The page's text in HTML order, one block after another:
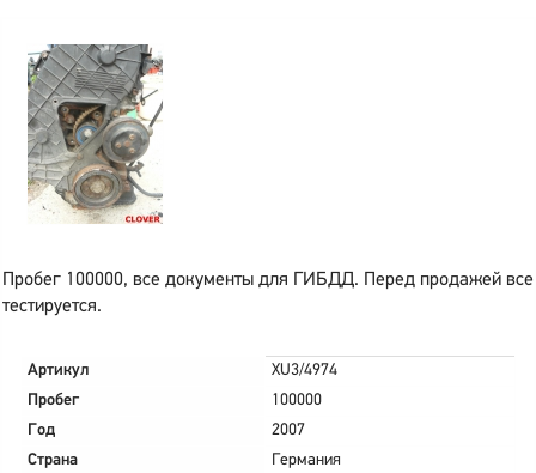
Пробег 100000, все документы для ГИБДД. Перед продажей все
тестируется.
Артикул
XU3/4974
Пробег
100000
Год
2007
Страна
Германия